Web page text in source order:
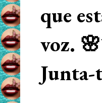
que
voz.
Junta-